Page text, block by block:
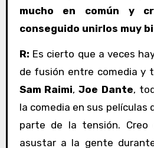
mucho en común y
conseguido unirlos muy
R: Es cierto que a veces
de fusión entre comedia y
Sam Raimi,Joe Dante,
la comedia en sus películas
parte de la tensión.
asustar a la gente